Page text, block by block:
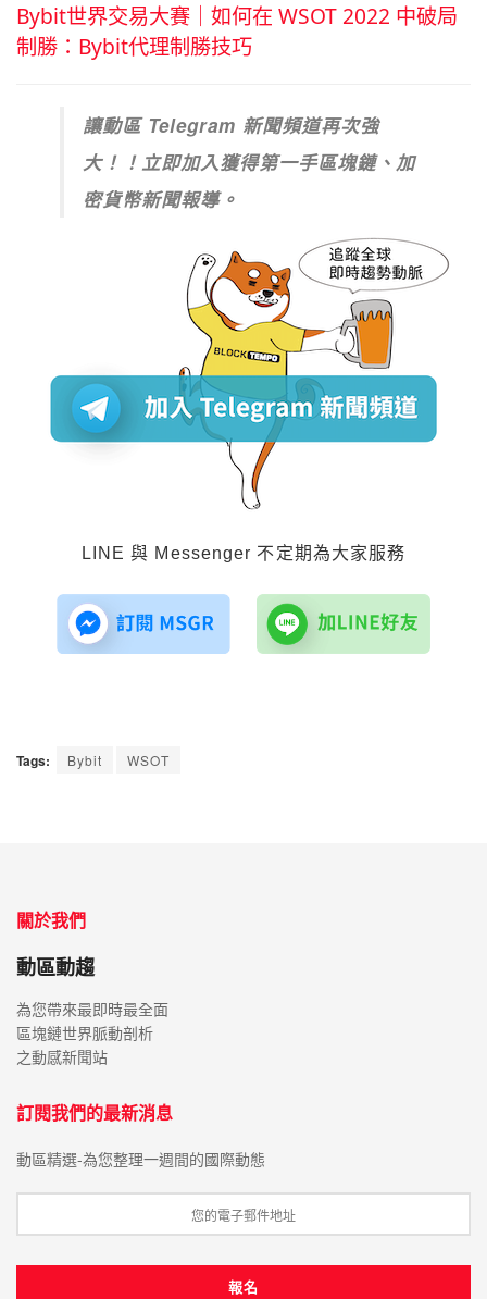
Bybit世界交易大賽｜如何在 WSOT 2022 中破局
制勝：Bybit代理制勝技巧
讓動區 Telegram 新聞頻道再次強
大！！立即加入獲得第一手區塊鏈、加
密貨幣新聞報導。
LINE 與 Messenger 不定期為大家服務
Tags: Bybit WSOT
關於我們
動區動趨
為您帶來最即時最全面
區塊鏈世界脈動剖析
之動感新聞站
訂閱我們的最新消息
動區精選-為您整理一週間的國際動態